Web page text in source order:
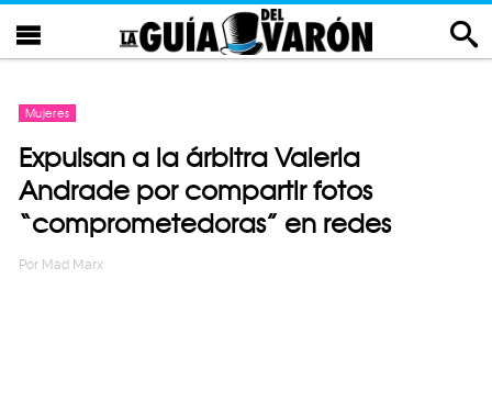
Mujeres
Expulsan a la árbitra Valeria
Andrade por compartir fotos
“comprometedoras” en redes
Por Mad Marx